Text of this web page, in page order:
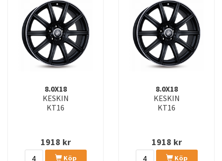
8.0X18
KESKIN
KT16
1918 kr
Köp
8.0X18
KESKIN
KT16
1918 kr
Köp